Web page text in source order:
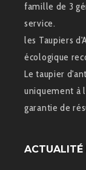
famille de 3
service.
les Taupiers
écologique
Le taupier
uniquement à
garantie de
ACTUALITÉ